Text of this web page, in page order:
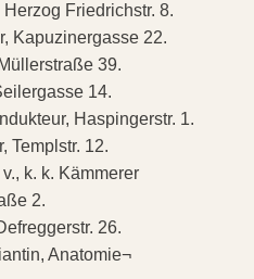
Friedrichstr. 8.
Kapuzinergasse 22.
39.
14.
Haspingerstr. 1.
Templstr. 12.
k. k. Kämmerer
2.
26.
Anatomie¬